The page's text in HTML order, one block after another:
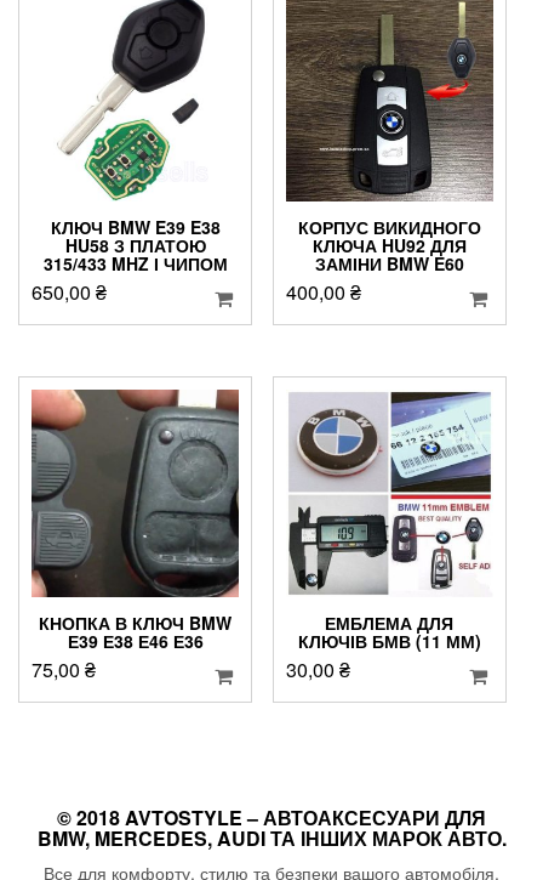
КЛЮЧ BMW E39 E38
HU58 З ПЛАТОЮ
315/433 MHZ І ЧИПОМ
650,00 ₴
КОРПУС ВИКИДНОГО
КЛЮЧА HU92 ДЛЯ
ЗАМІНИ BMW E60
400,00 ₴
КНОПКА В КЛЮЧ BMW
Е39 Е38 Е46 Е36
75,00 ₴
ЕМБЛЕМА ДЛЯ
КЛЮЧІВ БМВ (11 ММ)
30,00 ₴
© 2018 AVTOSTYLE – АВТОАКСЕСУАРИ ДЛЯ
BMW, MERCEDES, AUDI ТА ІНШИХ МАРОК АВТО.
Все для комфорту, стилю та безпеки вашого автомобіля.